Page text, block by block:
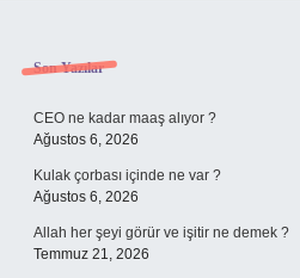
Sidebar
Son Yazılar
CEO ne kadar maaş alıyor ?
Ağustos 6, 2026
Kulak çorbası içinde ne var ?
Ağustos 6, 2026
Allah her şeyi görür ve işitir ne demek ?
Temmuz 21, 2026